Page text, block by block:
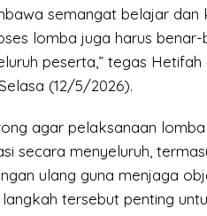
semangat belajar dan
lomba juga harus
peserta,” tegas
(12/5/2026).
agar pelaksanaan
secara menyeluruh,
ulang guna menjaga
tersebut penting